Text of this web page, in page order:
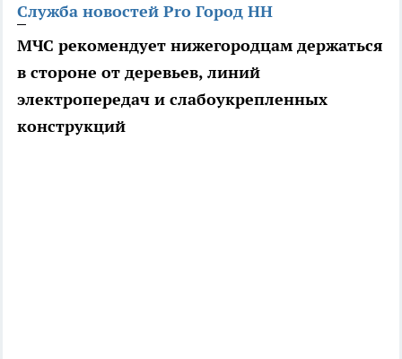
Служба новостей Pro Город НН
МЧС рекомендует нижегородцам держаться
в стороне от деревьев, линий
электропередач и слабоукрепленных
конструкций